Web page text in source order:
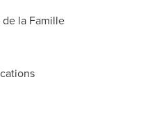
la Famille